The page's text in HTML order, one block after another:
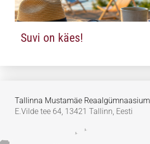
Suvi on käes!
Tallinna Mustamäe Reaalgümnaasium
E.Vilde tee 64, 13421 Tallinn, Eesti